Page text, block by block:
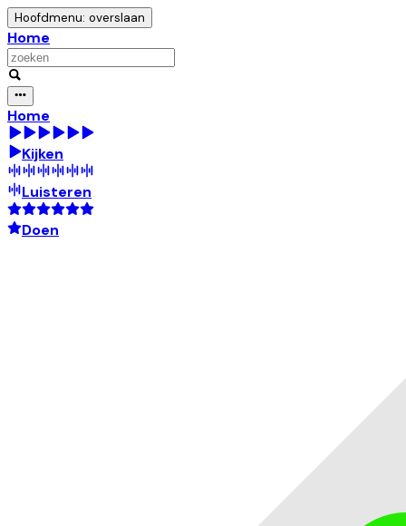
Hoofdmenu: overslaan
Home
Home
Kijken
Luisteren
Doen